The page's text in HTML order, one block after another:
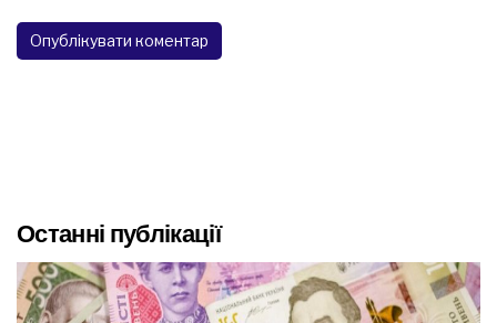
Останні публікації